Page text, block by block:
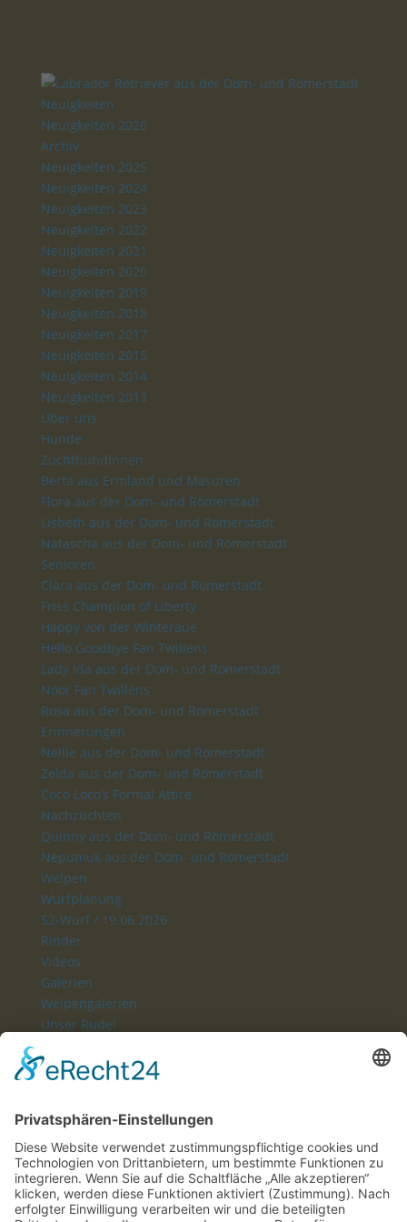
Neuigkeiten
Neuigkeiten 2026
Archiv
Neuigkeiten 2025
Neuigkeiten 2024
Neuigkeiten 2023
Neuigkeiten 2022
Neuigkeiten 2021
Neuigkeiten 2020
Neuigkeiten 2019
Neuigkeiten 2018
Neuigkeiten 2017
Neuigkeiten 2015
Neuigkeiten 2014
Neuigkeiten 2013
Über uns
Hunde
Zuchthündinnen
Berta aus Ermland und Masuren
Flora aus der Dom- und Römerstadt
Lisbeth aus der Dom- und Römerstadt
Natascha aus der Dom- und Römerstadt
Senioren
Clara aus der Dom- und Römerstadt
Friss Champion of Liberty
Happy von der Winteraue
Hello Goodbye Fan Twillens
Lady Ida aus der Dom- und Römerstadt
Noor Fan Twillens
Rosa aus der Dom- und Römerstadt
Erinnerungen
Nellie aus der Dom- und Römerstadt
Zelda aus der Dom- und Römerstadt
Coco Loco’s Formal Attire
Nachzuchten
Quinny aus der Dom- und Römerstadt
Nepumuk aus der Dom- und Römerstadt
Welpen
Wurfplanung
S2-Wurf / 19.06.2026
Rinder
Videos
Galerien
Welpengalerien
Unser Rudel
Links
Keine Ergebnisse
gefunden